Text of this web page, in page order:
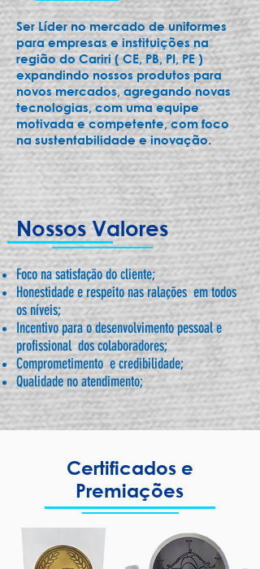
Ser Líder no mercado de uniformes
para empresas e instituições na
região do Cariri ( CE, PB, PI, PE )
expandindo nossos produtos para
novos mercados, agregando novas
tecnologias, com uma equipe
motivada e competente, com foco
na sustentabilidade e inovação.
Nossos Valores
Foco na satisfação do cliente;
Honestidade e respeito nas ralações em todos
os níveis;
Incentivo para o desenvolvimento pessoal e
profissional dos colaboradores;
Comprometimento e credibilidade;
Qualidade no atendimento;
Certificados e
Premiações